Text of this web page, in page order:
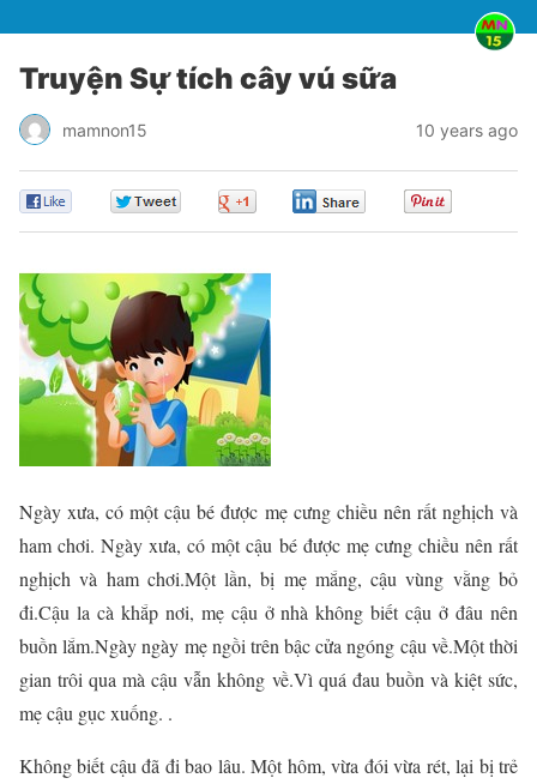
Truyện Sự tích cây vú sữa
mamnon15 10 years ago
Ngày xưa, có một cậu bé được mẹ cưng chiều nên rất nghịch và
ham chơi. Ngày xưa, có một cậu bé được mẹ cưng chiều nên rất
nghịch và ham chơi.Một lần, bị mẹ mắng, cậu vùng vằng bỏ
đi.Cậu la cà khắp nơi, mẹ cậu ở nhà không biết cậu ở đâu nên
buồn lắm.Ngày ngày mẹ ngồi trên bậc cửa ngóng cậu về.Một thời
gian trôi qua mà cậu vẫn không về.Vì quá đau buồn và kiệt sức,
mẹ cậu gục xuống. .
Không biết cậu đã đi bao lâu. Một hôm, vừa đói vừa rét, lại bị trẻ